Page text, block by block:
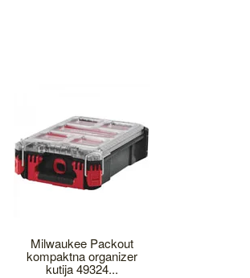
Milwaukee Packout
kompaktna organizer
kutija 49324...